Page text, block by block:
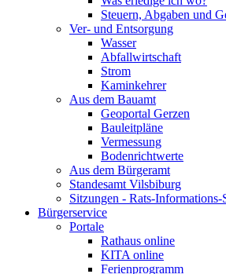
Steuern, Abgaben und
Ver- und Entsorgung
Wasser
Abfallwirtschaft
Strom
Kaminkehrer
Aus dem Bauamt
Geoportal Gerzen
Bauleitpläne
Vermessung
Bodenrichtwerte
Aus dem Bürgeramt
Standesamt Vilsbiburg
Sitzungen - Rats-Informations-
Bürgerservice
Portale
Rathaus online
KITA online
Ferienprogramm